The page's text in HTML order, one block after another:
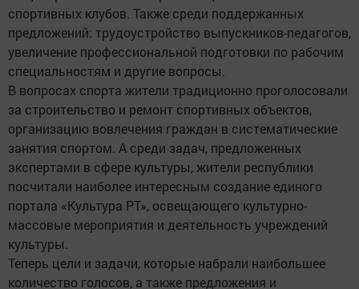
спортивных клубов. Также среди поддержанных
предложений: трудоустройство выпускников-педагогов,
увеличение профессиональной подготовки по рабочим
специальностям и другие вопросы.
В вопросах спорта жители традиционно проголосовали
за строительство и ремонт спортивных объектов,
организацию вовлечения граждан в систематические
занятия спортом. А среди задач, предложенных
экспертами в сфере культуры, жители республики
посчитали наиболее интересным создание единого
портала «Культура РТ», освещающего культурно-
массовые мероприятия и деятельность учреждений
культуры.
Теперь цели и задачи, которые набрали наибольшее
количество голосов, а также предложения и